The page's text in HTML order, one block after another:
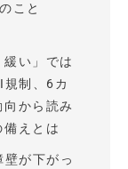
こと
緩い」では
制、6カ
向から読み
えとは
が下がっ